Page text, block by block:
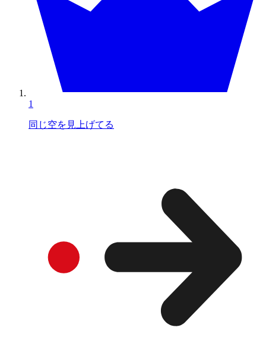
1
同じ空を見上げてる